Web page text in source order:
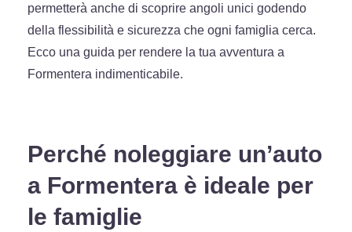
permetterà anche di scoprire angoli unici godendo
della flessibilità e sicurezza che ogni famiglia cerca.
Ecco una guida per rendere la tua avventura a
Formentera indimenticabile.
Perché noleggiare un’auto
a Formentera è ideale per
le famiglie